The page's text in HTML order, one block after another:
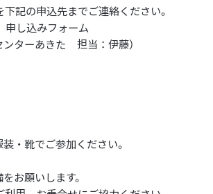
記の申込先までご連絡ください。
申し込みフォーム
ターあきた 担当：伊藤）
・靴でご参加ください。
お願いします。